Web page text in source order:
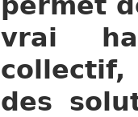
vrai
des